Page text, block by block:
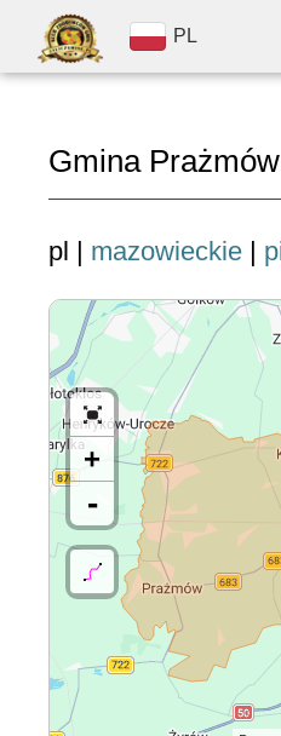
PL
Gmina Prażmów
pl | mazowieckie |
+
-